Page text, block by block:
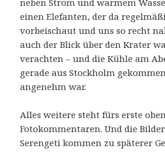
einen Elefanten, der da
vorbeischaut und uns so recht
auch der Blick über den Krater
verachten – und die Kühle am
gerade aus Stockholm
angenehm war.
Alles weitere steht fürs erste
Fotokommentaren. Und die
Serengeti kommen zu späterer